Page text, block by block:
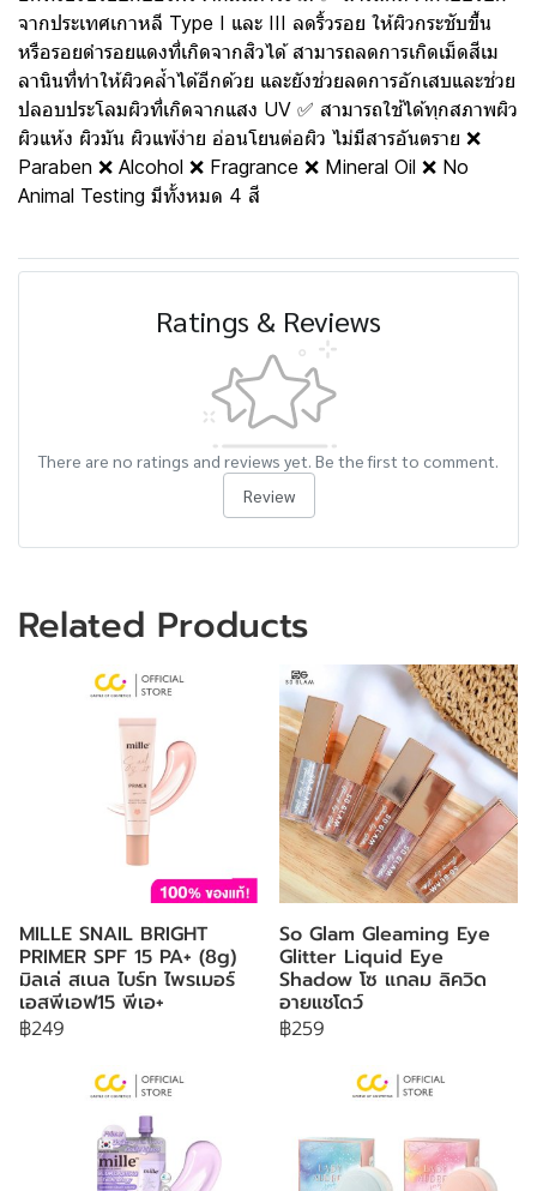
จากประเทศเกาหลี Type I และ III ลดริ้วรอย ให้ผิวกระชับขึ้น
หรือรอยดำรอยแดงที่เกิดจากสิวได้ สามารถลดการเกิดเม็ดสีเม
ลานินที่ทำให้ผิวคล้ำได้อีกด้วย และยังช่วยลดการอักเสบและช่วย
ปลอบประโลมผิวที่เกิดจากแสง UV ✅ สามารถใช้ได้ทุกสภาพผิว
ผิวแห้ง ผิวมัน ผิวแพ้ง่าย อ่อนโยนต่อผิว ไม่มีสารอันตราย ❌
Paraben ❌ Alcohol ❌ Fragrance ❌ Mineral Oil ❌ No
Animal Testing มีทั้งหมด 4 สี
Ratings & Reviews
There are no ratings and reviews yet. Be the first to comment.
Review
Related Products
MILLE SNAIL BRIGHT
PRIMER SPF 15 PA+ (8g)
มิลเล่ สเนล ไบร์ท ไพรเมอร์
เอสพีเอฟ15 พีเอ+
฿249
So Glam Gleaming Eye
Glitter Liquid Eye
Shadow โซ แกลม ลิควิด
อายแชโดว์
฿259